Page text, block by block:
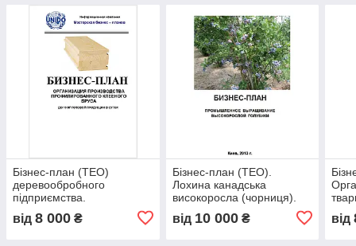
Бізнес-план (ТЕО)
деревообробного
підприємства.
Профільований клейовий
брус
від 8 000 ₴
Бізнес-план (ТЕО).
Лохина канадська
високоросла (чорниця).
Реалізація
від 10 000₴ від